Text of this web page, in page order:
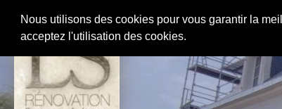
Nous utilisons des cookies pour vous garantir la
acceptez l'utilisation des cookies.